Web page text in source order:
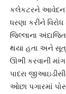
કલેકટરને
ધરણા કરીને
જિલ્લાના
થયા હતા અને
ઊભી કરવાની
પાદરા
ઓછા પગારમાં